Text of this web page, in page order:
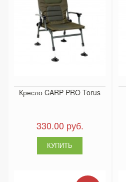
Кресло CARP PRO Torus
330.00 руб.